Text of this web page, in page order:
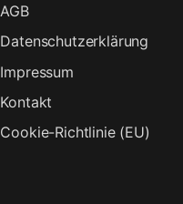
AGB
Datenschutzerklärung
Impressum
Kontakt
Cookie-Richtlinie (EU)